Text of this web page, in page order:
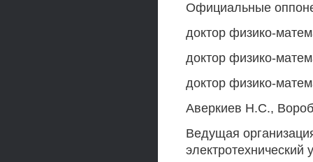
Официальные
доктор физико-
доктор физико-
доктор физико-
Аверкиев Н.С.,
Ведущая
электротехнический